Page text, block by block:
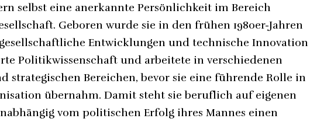
selbst eine anerkannte Persönlichkeit im Bereich
Geboren wurde sie in den frühen 1980er-Jahren
Entwicklungen und technische Innovation
Politikwissenschaft und arbeitete in verschiedenen
strategischen Bereichen, bevor sie eine führende Rolle in
übernahm. Damit steht sie beruflich auf eigenen
vom politischen Erfolg ihres Mannes einen